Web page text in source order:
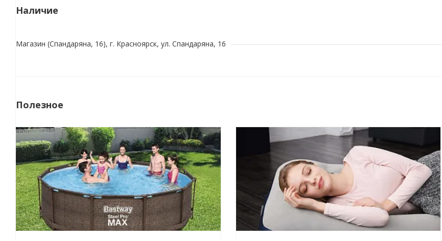
Наличие
Магазин (Спандаряна, 16), г. Красноярск, ул. Спандаряна, 16
Полезное